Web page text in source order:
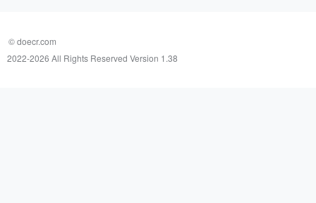
© doecr.com
2022-2026 All Rights Reserved Version 1.38